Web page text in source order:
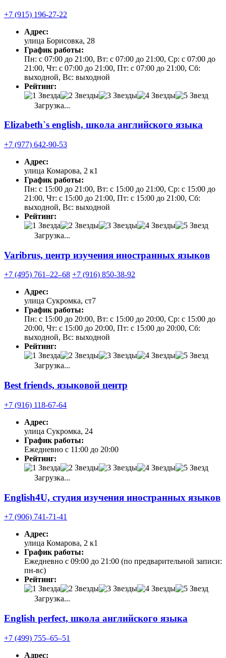
+7 (915) 196-27-22
Адрес:
улица Борисовка, 28
График работы:
Пн: с 07:00 до 21:00, Вт: с 07:00 до 21:00, Ср: с 07:00 до
21:00, Чт: с 07:00 до 21:00, Пт: с 07:00 до 21:00, Сб:
выходной, Вс: выходной
Рейтинг:
Загрузка...
Elizabeth`s english, школа английского языка
+7 (977) 642-90-53
Адрес:
улица Комарова, 2 к1
График работы:
Пн: с 15:00 до 21:00, Вт: с 15:00 до 21:00, Ср: с 15:00 до
21:00, Чт: с 15:00 до 21:00, Пт: с 15:00 до 21:00, Сб:
выходной, Вс: выходной
Рейтинг:
Загрузка...
Varibrus, центр изучения иностранных языков
+7 (495) 761‒22‒68 +7 (916) 850-38-92
Адрес:
улица Сукромка, ст7
График работы:
Пн: с 15:00 до 20:00, Вт: с 15:00 до 20:00, Ср: с 15:00 до
20:00, Чт: с 15:00 до 20:00, Пт: с 15:00 до 20:00, Сб:
выходной, Вс: выходной
Рейтинг:
Загрузка...
Best friends, языковой центр
+7 (916) 118-67-64
Адрес:
улица Сукромка, 24
График работы:
Ежедневно с 11:00 до 20:00
Рейтинг:
Загрузка...
English4U, студия изучения иностранных языков
+7 (906) 741-71-41
Адрес:
улица Комарова, 2 к1
График работы:
Ежедневно с 09:00 до 21:00 (по предварительной записи:
пн-вс)
Рейтинг:
Загрузка...
English perfect, школа английского языка
+7 (499) 755‒65‒51
Адрес: